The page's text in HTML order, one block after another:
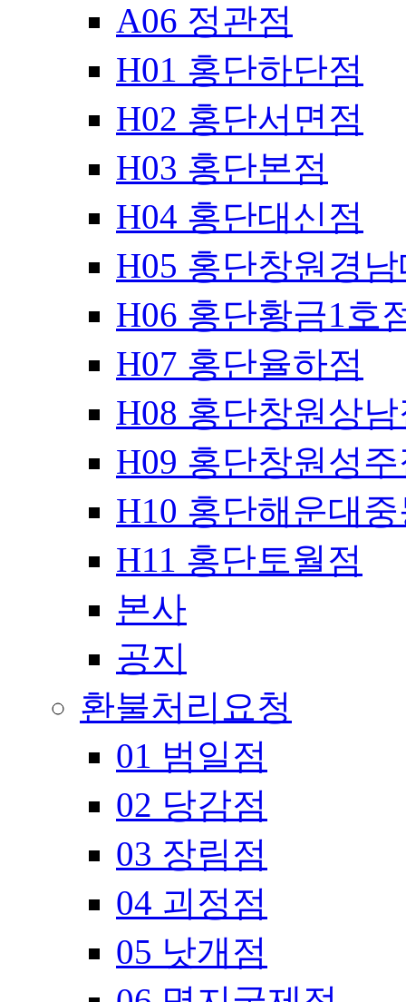
A06 정관점
H01 홍단하단점
H02 홍단서면점
H03 홍단본점
H04 홍단대신점
H05 홍단창원경
H06 홍단황금1호
H07 홍단율하점
H08 홍단창원상
H09 홍단창원성
H10 홍단해운대
H11 홍단토월점
본사
공지
환불처리요청
01 범일점
02 당감점
03 장림점
04 괴정점
05 낫개점